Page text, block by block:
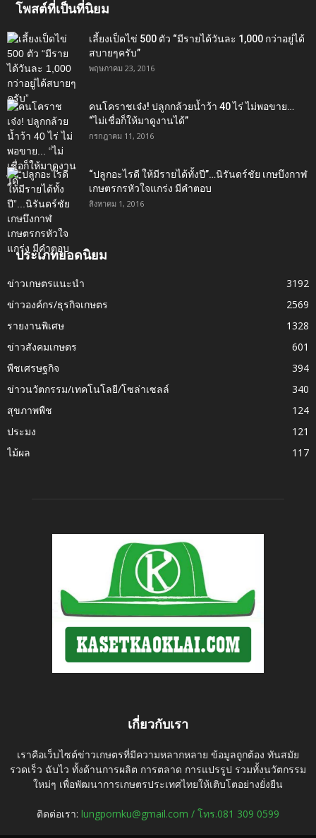
โพสต์ที่เป็นที่นิยม
เลี้ยงเป็ดไข่ 500 ตัว “มีรายได้วันละ 1,000 กว่าอยู่ได้
สบายๆครับ”
พฤษภาคม 23, 2016
คนโคราชเจ๋ง! ปลูกกล้วยน้ำว้า 40 ไร่ ไม่พอขาย…
“ไม่เชื่อก็ให้มาดูงานได้”‬
กรกฎาคม 11, 2016
“ปลูกอะไรดี ให้มีรายได้ทั้งปี”…นิรันดร์ชัย เกษบึงกาฬ
เกษตรกรหัวใจแกร่ง มีคำตอบ
สิงหาคม 1, 2016
ประเภทยอดนิยม
ข่าวเกษตรแนะนำ
3192
ข่าวองค์กร/ธุรกิจเกษตร
2569
รายงานพิเศษ
1328
ข่าวสังคมเกษตร
601
พืชเศรษฐกิจ
394
ข่าวนวัตกรรม/เทคโนโลยี/โซล่าเซลล์
340
สุขภาพพืช
124
ประมง
121
ไม้ผล
117
เกี่ยวกับเรา
เราคือเว็บไซต์ข่าวเกษตรที่มีความหลากหลาย ข้อมูลถูกต้อง ทันสมัย
รวดเร็ว ฉับไว ทั้งด้านการผลิต การตลาด การแปรรูป รวมทั้งนวัตกรรม
ใหม่ๆ เพื่อพัฒนาการเกษตรประเทศไทยให้เติบโตอย่างยั่งยืน
ติดต่อเรา: lungpornku@gmail.com / โทร.081 309 0599